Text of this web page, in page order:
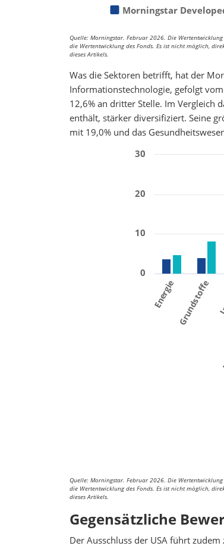
Morningstar
Quelle: Morningstar. Februar 2026. Die
die Wertentwicklung des Fonds. Es ist nicht möglich,
dieses Artikels.
Was die Sektoren betrifft, hat der
Informationstechnologie, gefolgt
12,6% an dritter Stelle. Im Vergleich
enthält, stärker diversifiziert. Seine
mit 19,0% und das
Energie Grundstoffe
0
10
20
30
Quelle: Morningstar. Februar 2026. Die
die Wertentwicklung des Fonds. Es ist nicht möglich,
dieses Artikels.
Gegensätzliche
Der Ausschluss der USA führt